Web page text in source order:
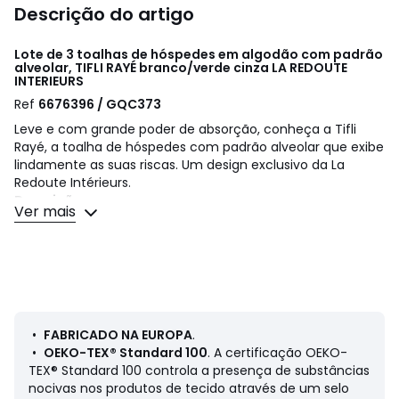
Descrição do artigo
Lote de 3 toalhas de hóspedes em algodão com padrão
alveolar, TIFLI RAYÉ branco/verde cinza LA REDOUTE
INTERIEURS
Ref 6676396 / GQC373
Leve e com grande poder de absorção, conheça a Tifli
Rayé, a toalha de hóspedes com padrão alveolar que exibe
lindamente as suas riscas. Um design exclusivo da La
Redoute Intérieurs.
Descrição:
• 100% algodão
• Temperatura de lavagem a 40°
• Secar na máquina com temperatura baixa
Ver mais
• FABRICADO NA EUROPA.
• OEKO-TEX® Standard 100. A certificação OEKO-
TEX® Standard 100 controla a presença de substâncias
nocivas nos produtos de tecido através de um selo